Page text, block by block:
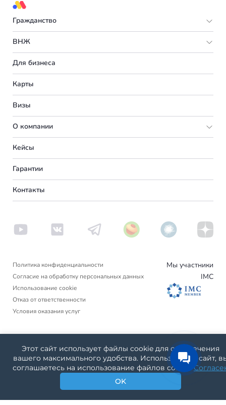
Гражданство
Европа
Мальта
Болгария
Германия
Америка
Другие страны
Израиль
Гренада
ВНЖ
Европа
Италия
Испания
Сербия
Турция
Черногория
Нидерланды
Германия
Дания
Словакия
Для бизнеса
Карты
Визы
О компании
Подбор программы
Вакансии
О нас
Вебинары
Новости
Блог
Кейсы
Гарантии
Контакты
Политика конфиденциальности
Согласие на обработку персональных данных
Использование cookie
Отказ от ответственности
Условия оказания услуг
Мы участники
IMC
Телефон: +7(499)938-68-05
Адрес: Россия, Угличская 12, Москва, Московская область,
127572
Москва, Московская область 127572
Этот сайт использует файлы cookie для обеспечения
вашего максимального удобства. Используя наш сайт,
соглашаетесь на использование файлов cookie.
OK